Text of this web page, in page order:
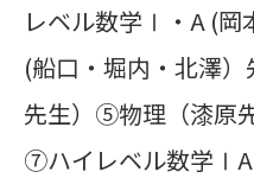
レベル数学Ⅰ・A (
(船口・堀内・北澤
先生）⑤物理（漆原
⑦ハイレベル数学